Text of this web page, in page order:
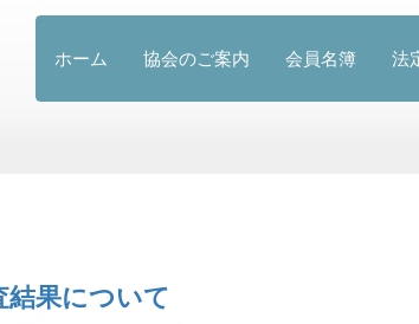
ホーム 協会のご案内 会員名簿 法
結果について